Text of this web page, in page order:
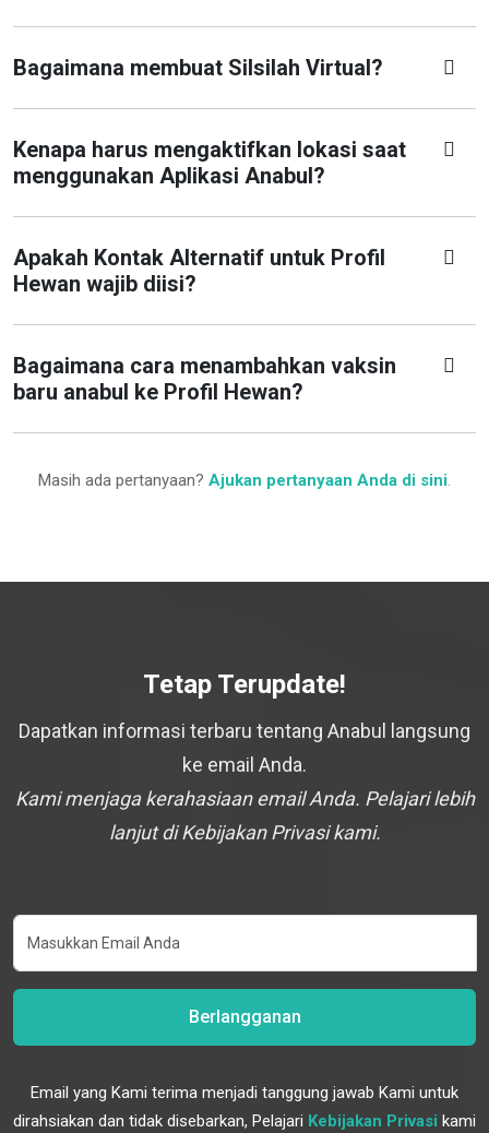
Bagaimana membuat Silsilah Virtual?
Kenapa harus mengaktifkan lokasi saat
menggunakan Aplikasi Anabul?
Apakah Kontak Alternatif untuk Profil
Hewan wajib diisi?
Bagaimana cara menambahkan vaksin
baru anabul ke Profil Hewan?
Masih ada pertanyaan? Ajukan pertanyaan Anda di sini.
Tetap Terupdate!
Dapatkan informasi terbaru tentang Anabul langsung
ke email Anda.
Kami menjaga kerahasiaan email Anda. Pelajari lebih
lanjut di Kebijakan Privasi kami.
Berlangganan
Email yang Kami terima menjadi tanggung jawab Kami untuk
dirahsiakan dan tidak disebarkan, Pelajari Kebijakan Privasi kami